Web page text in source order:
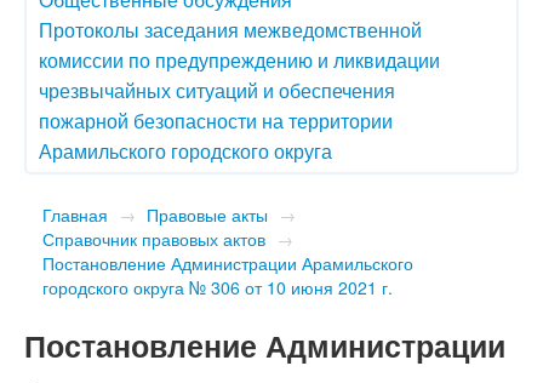
Протоколы заседания межведомственной
комиссии по предупреждению и ликвидации
чрезвычайных ситуаций и обеспечения
пожарной безопасности на территории
Арамильского городского округа
Главная → Правовые акты →
Справочник правовых актов →
Постановление Администрации Арамильского
городского округа № 306 от 10 июня 2021 г.
Постановление Администрации